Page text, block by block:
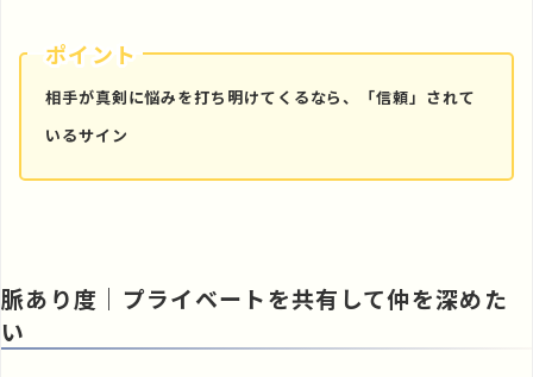
ポイント
相手が真剣に悩みを打ち明けてくるなら、「信頼」されて
いるサイン
脈あり度 ｜プライベートを共有して仲を深めた
い